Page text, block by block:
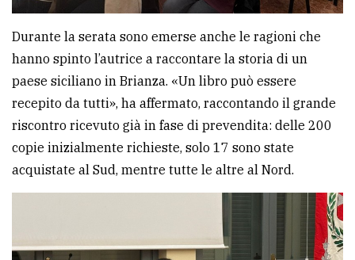
Durante la serata sono emerse anche le ragioni che
hanno spinto l’autrice a raccontare la storia di un
paese siciliano in Brianza. «Un libro può essere
recepito da tutti», ha affermato, raccontando il grande
riscontro ricevuto già in fase di prevendita: delle 200
copie inizialmente richieste, solo 17 sono state
acquistate al Sud, mentre tutte le altre al Nord.